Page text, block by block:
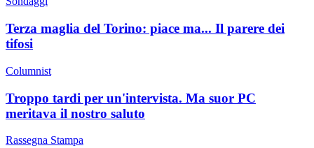
Terza maglia del Torino: piace ma... Il parere dei
tifosi
Columnist
Troppo tardi per un'intervista. Ma suor PC
meritava il nostro saluto
Rassegna Stampa